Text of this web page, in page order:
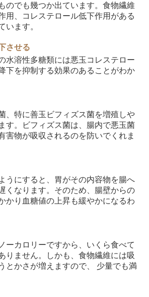
のでも幾つか出ています。食物繊維
用、コレステロール低下作用がある
います。
させる
水溶性多糖類には悪玉コレステロー
下を抑制する効果のあることがわか
、特に善玉ビフィズス菌を増殖しや
す。ビフィズス菌は、腸内で悪玉菌
害物が吸収されるのを防いでくれま
うにすると、胃がその内容物を腸へ
くなります。そのため、腸壁からの
かり血糖値の上昇も緩やかになるわ
ーカロリーですから、いくら食べて
りません。しかも、食物繊維には吸
とかさが増えますので、 少量でも満